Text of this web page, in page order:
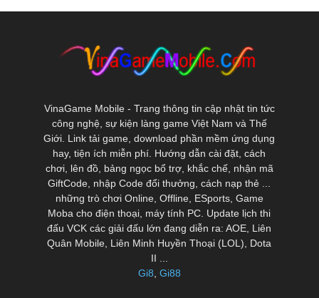
VinaGame Mobile - Trang thông tin cập nhật tin tức
công nghệ, sự kiện làng game Việt Nam và Thế
Giới. Link tải game, download phần mềm ứng dụng
hay, tiện ích miễn phí. Hướng dẫn cài đặt, cách
chơi, lên đồ, bảng ngọc bổ trợ, khắc chế, nhận mã
GiftCode, nhập Code đổi thưởng, cách nạp thẻ ...
những trò chơi Online, Offline, ESports, Game
Moba cho điện thoại, máy tính PC. Update lịch thi
đấu VCK các giải đấu lớn đang diễn ra: AOE, Liên
Quân Mobile, Liên Minh Huyền Thoại (LOL), Dota
II ...
Gi8, Gi88